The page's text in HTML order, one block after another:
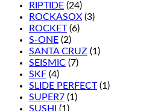
RIPTIDE (24)
ROCKASOX (3)
ROCKET (6)
S-ONE (2)
SANTA CRUZ (1)
SEISMIC (7)
SKF (4)
SLIDE PERFECT (1)
SUPER7 (1)
SUSHI
(1)